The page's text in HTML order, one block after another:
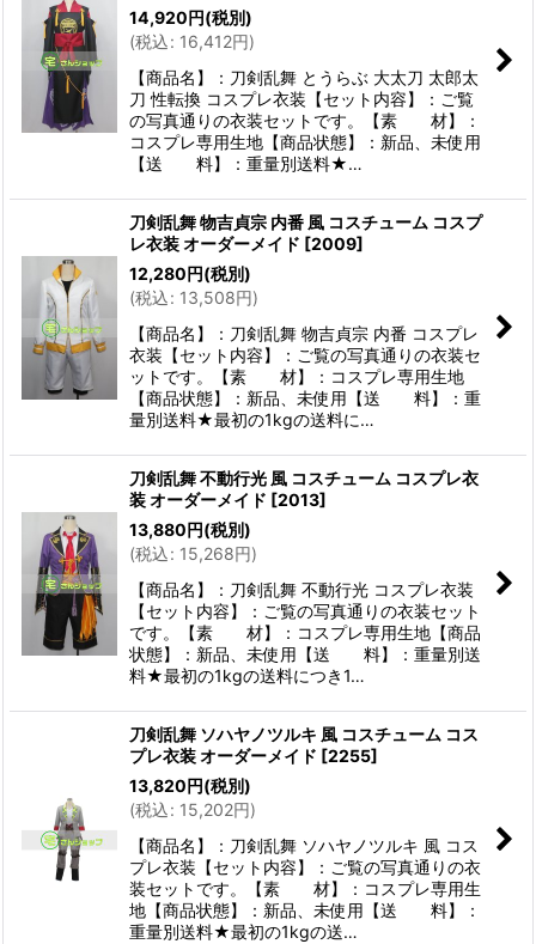
14,920 円(税別)
(税込: 16,412円)
【商品名】：刀剣乱舞 とうらぶ 大太刀 太郎太
刀 性転換 コスプレ衣装【セット内容】：ご覧
の写真通りの衣装セットです。【素 材】：
コスプレ専用生地【商品状態】：新品、未使用
【送 料】：重量別送料★…
刀剣乱舞 物吉貞宗 内番 風 コスチューム コスプ
レ衣装 オーダーメイド [2009]
12,280 円(税別)
(税込: 13,508円)
【商品名】：刀剣乱舞 物吉貞宗 内番 コスプレ
衣装【セット内容】：ご覧の写真通りの衣装セ
ットです。【素 材】：コスプレ専用生地
【商品状態】：新品、未使用【送 料】：重
量別送料★最初の1kgの送料に…
刀剣乱舞 不動行光 風 コスチューム コスプレ衣
装 オーダーメイド [2013]
13,880 円(税別)
(税込: 15,268円)
【商品名】：刀剣乱舞 不動行光 コスプレ衣装
【セット内容】：ご覧の写真通りの衣装セット
です。【素 材】：コスプレ専用生地【商品
状態】：新品、未使用【送 料】：重量別送
料★最初の1kgの送料につき1…
刀剣乱舞 ソハヤノツルキ 風 コスチューム コス
プレ衣装 オーダーメイド [2255]
13,820 円(税別)
(税込: 15,202円)
【商品名】：刀剣乱舞 ソハヤノツルキ 風 コス
プレ衣装【セット内容】：ご覧の写真通りの衣
装セットです。【素 材】：コスプレ専用生
地【商品状態】：新品、未使用【送 料】：
重量別送料★最初の1kgの送…